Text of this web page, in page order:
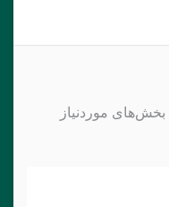
بخش‌های موردنیاز